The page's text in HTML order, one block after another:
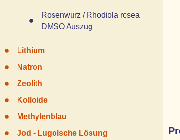
Rosenwurz / Rhodiola rosea
DMSO Auszug
Lithium
Natron
Zeolith
Kolloide
Methylenblau
Jod - Lugolsche Lösung